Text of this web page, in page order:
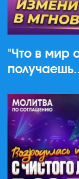
"Что в мир